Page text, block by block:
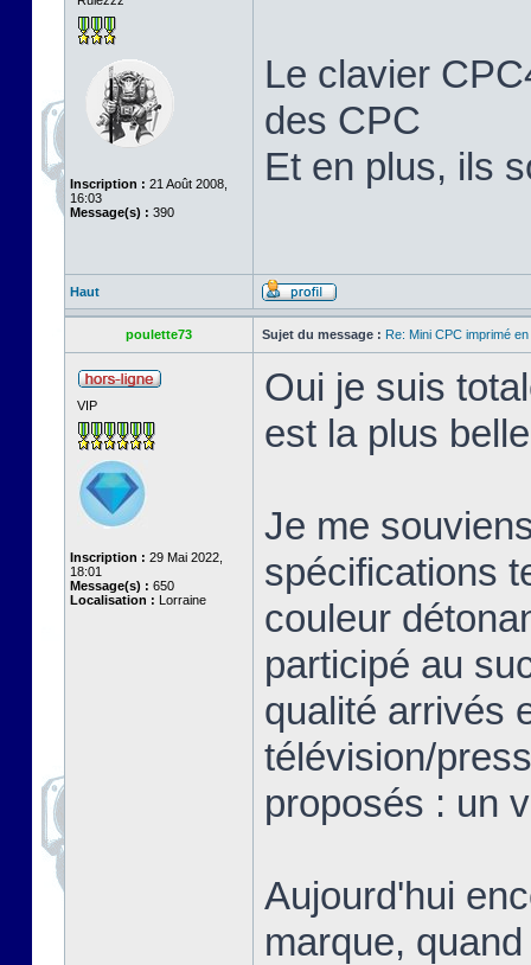
Inscription : 21 Août 2008,
16:03
Message(s) : 390
Le clavier
des CPC
Et en plus, ils
Haut
poulette73 Sujet du message : Re: Mini CPC imprimé
VIP
Inscription : 29 Mai 2022,
18:01
Message(s) : 650
Localisation : Lorraine
Oui je suis
est la plus
Je me
spécifications
couleur
participé au
qualité arrivés
télévision/
proposés : un
Aujourd'hui
marque,